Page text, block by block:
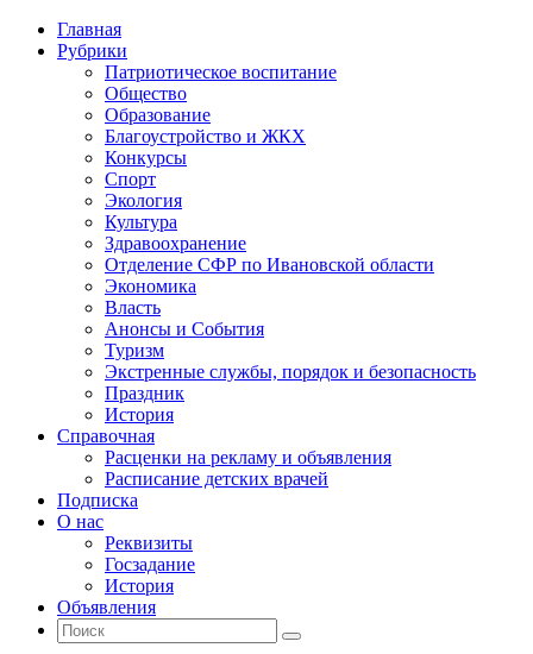
Главная
Рубрики
Патриотическое воспитание
Общество
Образование
Благоустройство и ЖКХ
Конкурсы
Спорт
Экология
Культура
Здравоохранение
Отделение СФР по Ивановской области
Экономика
Власть
Анонсы и События
Туризм
Экстренные службы, порядок и безопасность
Праздник
История
Справочная
Расценки на рекламу и объявления
Расписание детских врачей
Подписка
О нас
Реквизиты
Госзадание
История
Объявления
Поиск
Искать:
Поиск